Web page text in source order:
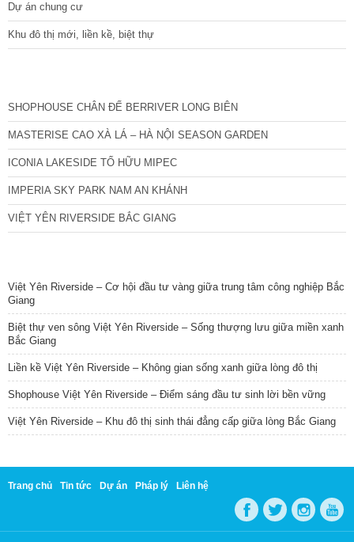
Dự án chung cư
Khu đô thị mới, liền kề, biệt thự
SHOPHOUSE CHÂN ĐẾ BERRIVER LONG BIÊN
MASTERISE CAO XÀ LÁ – HÀ NỘI SEASON GARDEN
ICONIA LAKESIDE TỐ HỮU MIPEC
IMPERIA SKY PARK NAM AN KHÁNH
VIỆT YÊN RIVERSIDE BẮC GIANG
Việt Yên Riverside – Cơ hội đầu tư vàng giữa trung tâm công nghiệp Bắc
Giang
Biệt thự ven sông Việt Yên Riverside – Sống thượng lưu giữa miền xanh
Bắc Giang
Liền kề Việt Yên Riverside – Không gian sống xanh giữa lòng đô thị
Shophouse Việt Yên Riverside – Điểm sáng đầu tư sinh lời bền vững
Việt Yên Riverside – Khu đô thị sinh thái đẳng cấp giữa lòng Bắc Giang
Trang chủ Tin tức Dự án Pháp lý Liên hệ